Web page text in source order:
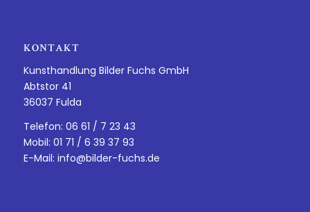
KONTAKT
Kunsthandlung Bilder Fuchs GmbH
Abtstor 41
36037 Fulda
Telefon: 06 61 / 7 23 43
Mobil: 01 71 / 6 39 37 93
E-Mail: info@bilder-fuchs.de